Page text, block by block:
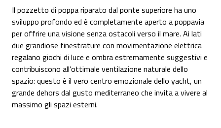
Il pozzetto di poppa riparato dal ponte superiore ha uno
sviluppo profondo ed è completamente aperto a poppavia
per offrire una visione senza ostacoli verso il mare. Ai lati
due grandiose finestrature con movimentazione elettrica
regalano giochi di luce e ombra estremamente suggestivi e
contribuiscono all'ottimale ventilazione naturale dello
spazio: questo è il vero centro emozionale dello yacht, un
grande dehors dal gusto mediterraneo che invita a vivere al
massimo gli spazi esterni.